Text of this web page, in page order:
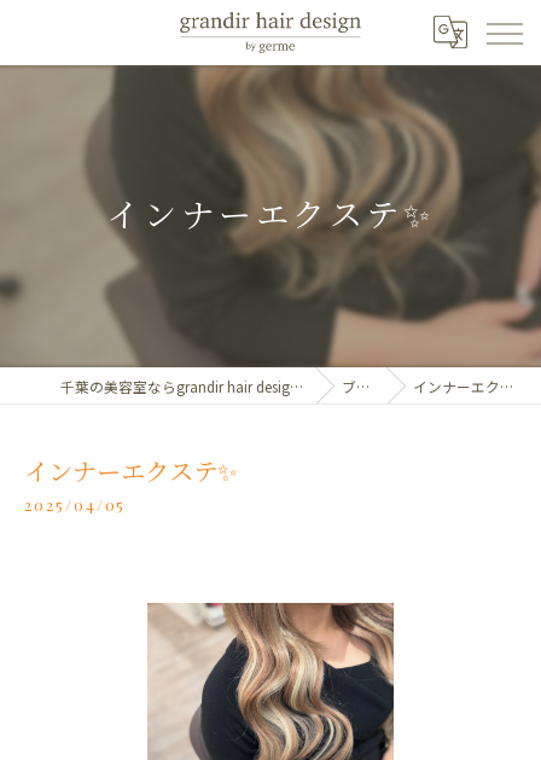
インナーエクステ✨️
千葉の美容室ならgrandir hair design by germe ブログ インナーエクステ✨️
インナーエクステ✨️
2025/04/05